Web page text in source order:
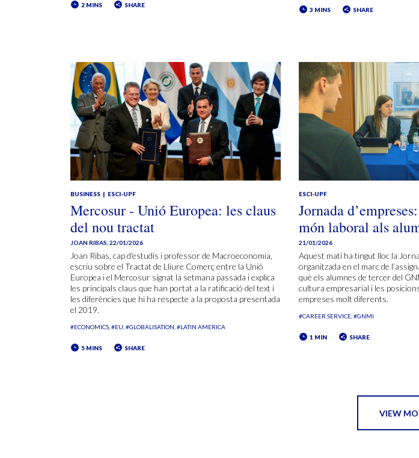
2 MINS SHARE
3 MINS SHARE
BUSINESS ESCI-UPF
Mercosur - Unió Europea: les claus
del nou tractat
JOAN RIBAS 22/01/2026
Joan Ribas, cap d'estudis i professor de Macroeconomia,
escriu sobre el Tractat de Lliure Comerç entre la Unió
Europea i el Mercosur signat la setmana passada i explica
les principals claus que han portat a la ratificació del text i
les diferències que hi ha respecte a la proposta presentada
el 2019.
#ECONOMICS #EU #GLOBALISATION #LATIN AMERICA
5 MINS SHARE
ESCI-UPF
Jornada
món laboral als
21/01/2026
Aquest matí ha tingut lloc la
organitzada en el marc de
què els alumnes de tercer del
cultura empresarial i les
empreses molt diferents.
#CAREER SERVICE #GNMI
1 MIN SHARE
VIEW